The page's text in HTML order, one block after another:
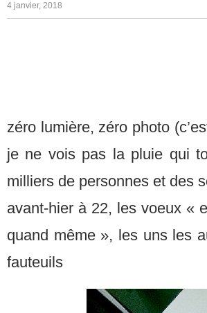
4 janvier, 2018
zéro lumière, zéro photo
je ne vois pas la pluie qui
milliers de personnes et des
avant-hier à 22, les voeux «
quand même », les uns les
fauteuils